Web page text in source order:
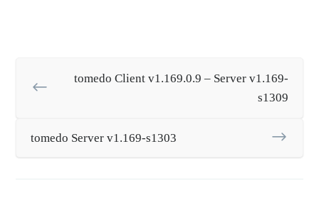
tomedo Client v1.169.0.9 – Server v1.169-
s1309
tomedo Server v1.169-s1303